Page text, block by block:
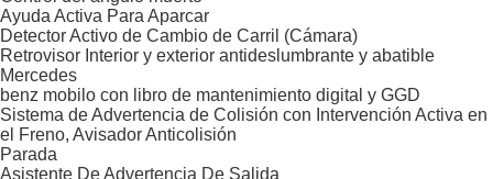
Ayuda Activa Para Aparcar
Detector Activo de Cambio de Carril (Cámara)
Retrovisor Interior y exterior antideslumbrante y abatible
Mercedes
benz mobilo con libro de mantenimiento digital y GGD
Sistema de Advertencia de Colisión con Intervención Activa en
el Freno, Avisador Anticolisión
Parada
Asistente De Advertencia De Salida